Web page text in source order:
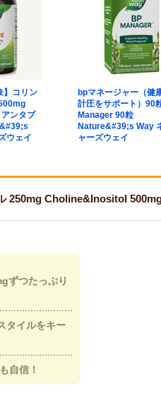
】コリン
ンタブ
ウェイ
bpマネージャー（健
計圧をサポート）90
Manager 90粒
Nature&#39;s Way
ャーズウェイ
250mg Choline&Inositol
ずつたっぷり
タイルをキー
自信！